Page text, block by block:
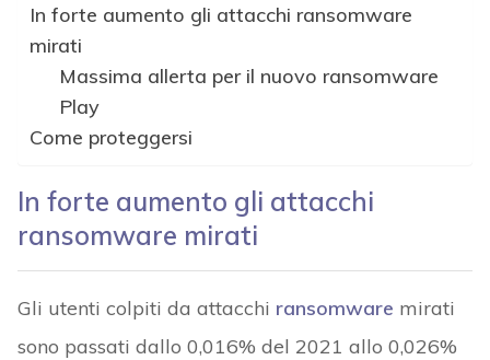
In forte aumento gli attacchi ransomware
mirati
Massima allerta per il nuovo ransomware
Play
Come proteggersi
In forte aumento gli attacchi
ransomware mirati
Gli utenti colpiti da attacchi ransomware mirati
sono passati dallo 0,016% del 2021 allo 0,026%